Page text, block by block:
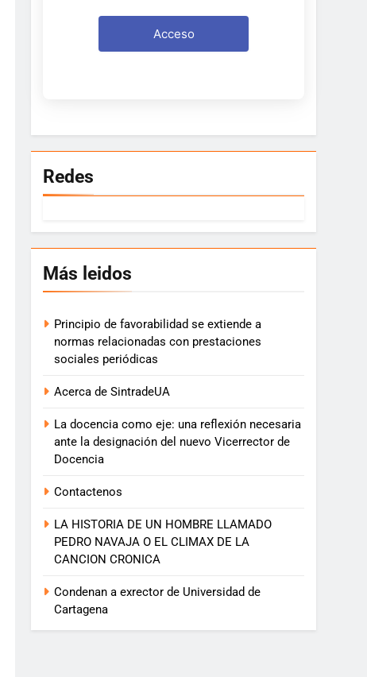
Acceso
Redes
Más leidos
Principio de favorabilidad se extiende a
normas relacionadas con prestaciones
sociales periódicas
Acerca de SintradeUA
La docencia como eje: una reflexión necesaria
ante la designación del nuevo Vicerrector de
Docencia
Contactenos
LA HISTORIA DE UN HOMBRE LLAMADO
PEDRO NAVAJA O EL CLIMAX DE LA
CANCION CRONICA
Condenan a exrector de Universidad de
Cartagena